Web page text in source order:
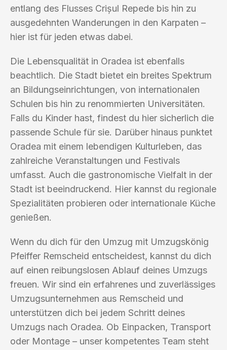
entlang des Flusses Crișul Repede bis hin zu
ausgedehnten Wanderungen in den Karpaten –
hier ist für jeden etwas dabei.
Die Lebensqualität in Oradea ist ebenfalls
beachtlich. Die Stadt bietet ein breites Spektrum
an Bildungseinrichtungen, von internationalen
Schulen bis hin zu renommierten Universitäten.
Falls du Kinder hast, findest du hier sicherlich die
passende Schule für sie. Darüber hinaus punktet
Oradea mit einem lebendigen Kulturleben, das
zahlreiche Veranstaltungen und Festivals
umfasst. Auch die gastronomische Vielfalt in der
Stadt ist beeindruckend. Hier kannst du regionale
Spezialitäten probieren oder internationale Küche
genießen.
Wenn du dich für den Umzug mit Umzugskönig
Pfeiffer Remscheid entscheidest, kannst du dich
auf einen reibungslosen Ablauf deines Umzugs
freuen. Wir sind ein erfahrenes und zuverlässiges
Umzugsunternehmen aus Remscheid und
unterstützen dich bei jedem Schritt deines
Umzugs nach Oradea. Ob Einpacken, Transport
oder Montage – unser kompetentes Team steht